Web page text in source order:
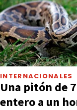
INTERNACIONALES
Una pitón de
entero a un